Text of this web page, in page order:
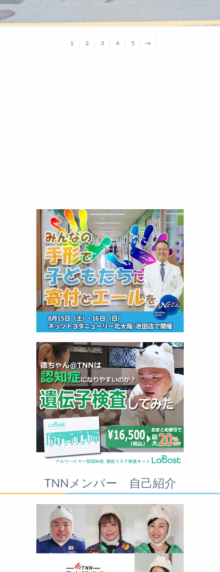
1 2 3 4 5 →
TNNメンバー 自己紹介